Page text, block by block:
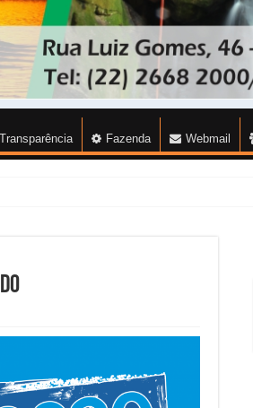
Transparência Fazenda Webmail